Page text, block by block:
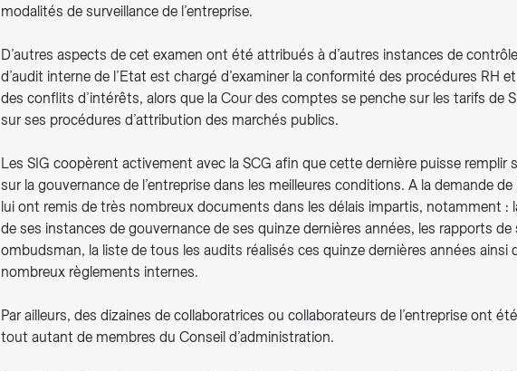
modalités de surveillance de l’entreprise.
D’autres aspects de cet examen ont été attribués à d’autres instances de
d’audit interne de l’Etat est chargé d’examiner la conformité des procédures RH
des conflits d’intérêts, alors que la Cour des comptes se penche sur les tarifs de
sur ses procédures d’attribution des marchés publics.
Les SIG coopèrent activement avec la SCG afin que cette dernière puisse remplir
sur la gouvernance de l’entreprise dans les meilleures conditions. A la demande de
lui ont remis de très nombreux documents dans les délais impartis, notamment :
de ses instances de gouvernance de ses quinze dernières années, les rapports de
ombudsman, la liste de tous les audits réalisés ces quinze dernières années ainsi
nombreux règlements internes.
Par ailleurs, des dizaines de collaboratrices ou collaborateurs de l’entreprise ont
tout autant de membres du Conseil d’administration.